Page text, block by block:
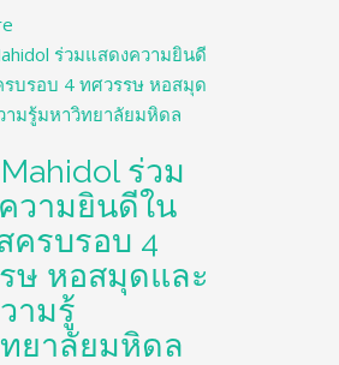
ร่วม
วามยินดีใน
ครบรอบ 4
ษ หอสมุดและ
ามรู้
ยาลัยมหิดล